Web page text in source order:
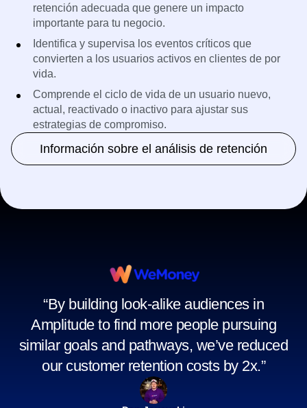
qué hace que vuelvan una y otra vez.
Captura y realiza un seguimiento de la métrica de
retención adecuada que genere un impacto
importante para tu negocio.
Identifica y supervisa los eventos críticos que
convierten a los usuarios activos en clientes de por
vida.
Comprende el ciclo de vida de un usuario nuevo,
actual, reactivado o inactivo para ajustar sus
estrategias de compromiso.
“By building look-alike audiences in
Amplitude to find more people pursuing
similar goals and pathways, we’ve reduced
our customer retention costs by 2x.”